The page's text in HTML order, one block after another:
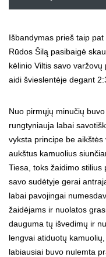
Išbandymas prieš taip
Rūdos Šilą pasibaigė
kėlinio Viltis savo
aidi švieslentėje degant
Nuo pirmųjų minučių
rungtyniauja labai
vyksta principe be
aukštus kamuolius
Tiesa, toks žaidimo
savo sudėtyje gerai
labai pavojingai
žaidėjams ir nuolatos
dauguma tų išvedimų ir
lengvai atiduotų
labiausiai buvo nulemta